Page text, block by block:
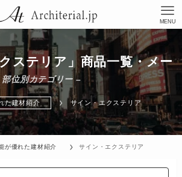
MENU
ステリア」商品一覧・メー
位別カテゴリー –
た建材紹介 サイン・エクステリア
が優れた建材紹介 サイン・エクステリア